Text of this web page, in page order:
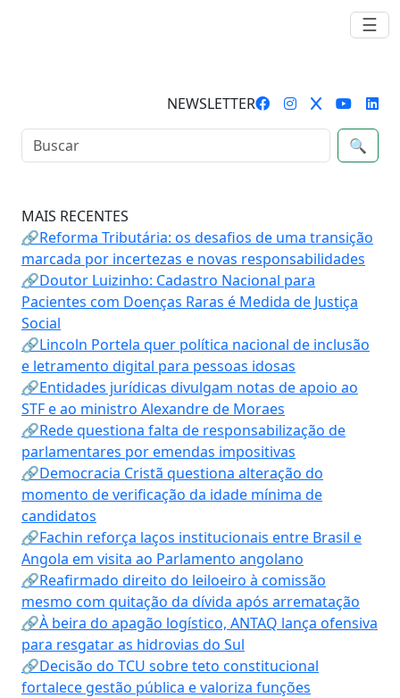
☰
NEWSLETTER
🔍
MAIS RECENTES
🔗Reforma Tributária: os desafios de uma transição
marcada por incertezas e novas responsabilidades
🔗Doutor Luizinho: Cadastro Nacional para
Pacientes com Doenças Raras é Medida de Justiça
Social
🔗Lincoln Portela quer política nacional de inclusão
e letramento digital para pessoas idosas
🔗Entidades jurídicas divulgam notas de apoio ao
STF e ao ministro Alexandre de Moraes
🔗Rede questiona falta de responsabilização de
parlamentares por emendas impositivas
🔗Democracia Cristã questiona alteração do
momento de verificação da idade mínima de
candidatos
🔗Fachin reforça laços institucionais entre Brasil e
Angola em visita ao Parlamento angolano
🔗Reafirmado direito do leiloeiro à comissão
mesmo com quitação da dívida após arrematação
🔗À beira do apagão logístico, ANTAQ lança ofensiva
para resgatar as hidrovias do Sul
🔗Decisão do TCU sobre teto constitucional
fortalece gestão pública e valoriza funções